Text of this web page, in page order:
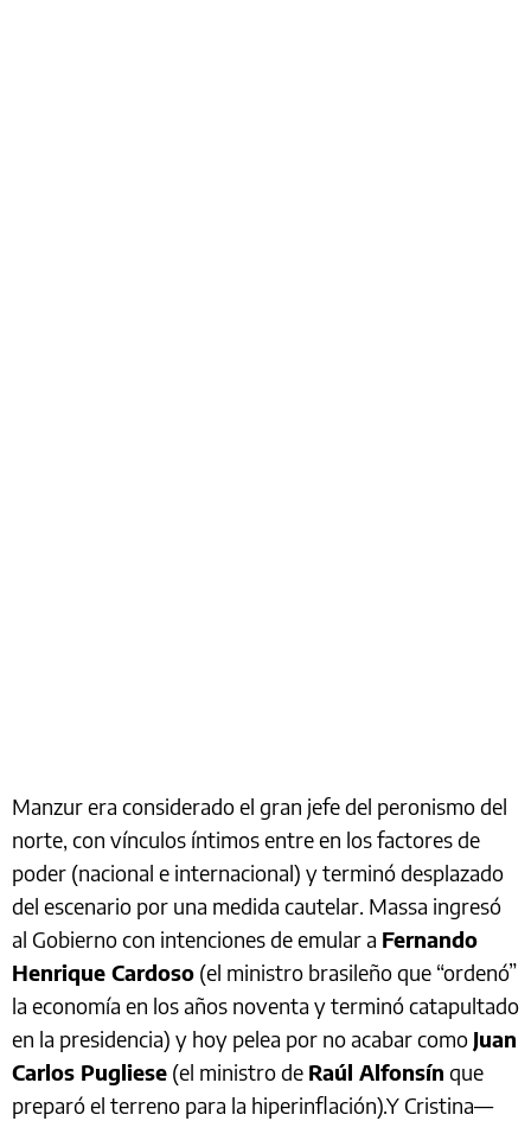
Manzur era considerado el gran jefe del peronismo del
norte, con vínculos íntimos entre en los factores de
poder (nacional e internacional) y terminó desplazado
del escenario por una medida cautelar. Massa ingresó
al Gobierno con intenciones de emular a Fernando
Henrique Cardoso (el ministro brasileño que “ordenó”
la economía en los años noventa y terminó catapultado
en la presidencia) y hoy pelea por no acabar como Juan
Carlos Pugliese (el ministro de Raúl Alfonsín que
preparó el terreno para la hiperinflación).Y Cristina—